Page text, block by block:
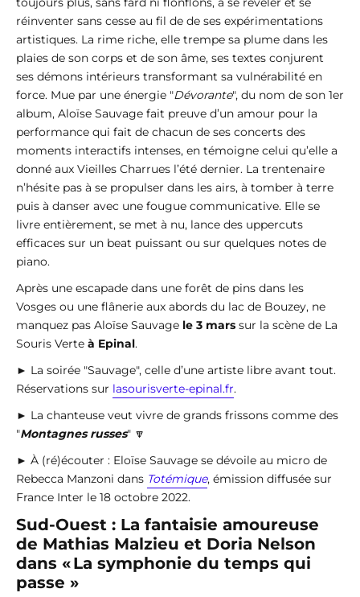
réinventer sans cesse au fil de de ses expérimentations
artistiques. La rime riche, elle trempe sa plume dans les
plaies de son corps et de son âme, ses textes conjurent
ses démons intérieurs transformant sa vulnérabilité en
force. Mue par une énergie "Dévorante", du nom de son 1er
album, Aloïse Sauvage fait preuve d’un amour pour la
performance qui fait de chacun de ses concerts des
moments interactifs intenses, en témoigne celui qu’elle a
donné aux Vieilles Charrues l’été dernier. La trentenaire
n’hésite pas à se propulser dans les airs, à tomber à terre
puis à danser avec une fougue communicative. Elle se
livre entièrement, se met à nu, lance des uppercuts
efficaces sur un beat puissant ou sur quelques notes de
piano.
Après une escapade dans une forêt de pins dans les
Vosges ou une flânerie aux abords du lac de Bouzey, ne
manquez pas Aloïse Sauvage le 3 mars sur la scène de La
Souris Verte à Epinal.
► La soirée "Sauvage", celle d’une artiste libre avant tout.
Réservations sur lasourisverte-epinal.fr.
► La chanteuse veut vivre de grands frissons comme des
"Montagnes russes" 🔽
► À (ré)écouter : Eloïse Sauvage se dévoile au micro de
Rebecca Manzoni dans Totémique, émission diffusée sur
France Inter le 18 octobre 2022.
Sud-Ouest : La fantaisie amoureuse
de Mathias Malzieu et Doria Nelson
dans « La symphonie du temps qui
passe »